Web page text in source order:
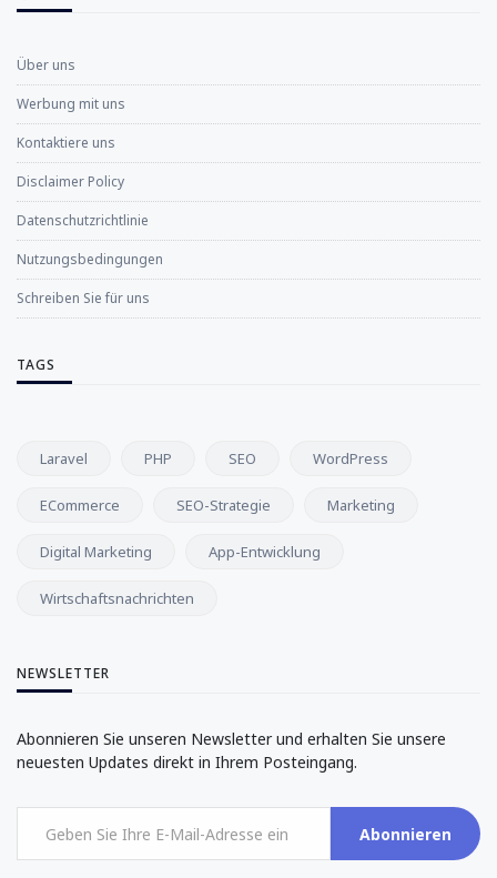
Über uns
Werbung mit uns
Kontaktiere uns
Disclaimer Policy
Datenschutzrichtlinie
Nutzungsbedingungen
Schreiben Sie für uns
TAGS
Laravel PHP SEO WordPress
ECommerce SEO-Strategie Marketing
Digital Marketing App-Entwicklung
Wirtschaftsnachrichten
NEWSLETTER
Abonnieren Sie unseren Newsletter und erhalten Sie unsere
neuesten Updates direkt in Ihrem Posteingang.
Abonnieren